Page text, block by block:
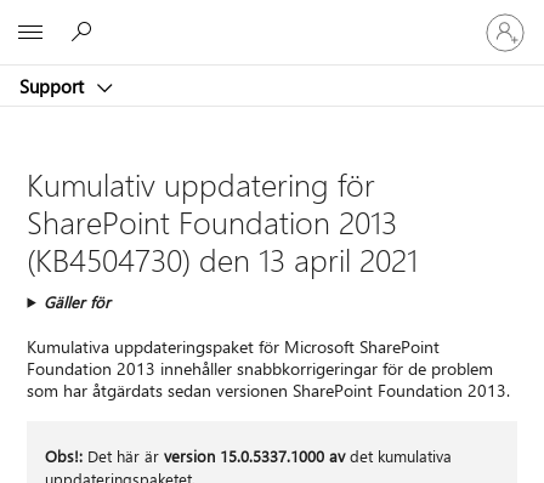
Support
Logga
in
på
konto
Kumulativ uppdatering för
SharePoint Foundation 2013
(KB4504730) den 13 april 2021
Gäller för
Kumulativa uppdateringspaket för Microsoft SharePoint
Foundation 2013 innehåller snabbkorrigeringar för de problem
som har åtgärdats sedan versionen SharePoint Foundation 2013.
Obs!: Det här är version 15.0.5337.1000 avdet kumulativa
uppdateringspaketet.